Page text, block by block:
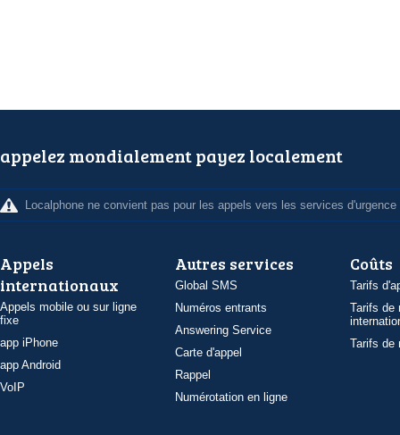
appelez mondialement payez localement
Localphone ne convient pas pour les appels vers les services d'urgence
Appels
internationaux
Appels mobile ou sur ligne
fixe
app iPhone
app Android
VoIP
Autres services
Global SMS
Numéros entrants
Answering Service
Carte d'appel
Rappel
Numérotation en ligne
Coûts
Tarifs
Tarifs de
Tarifs de